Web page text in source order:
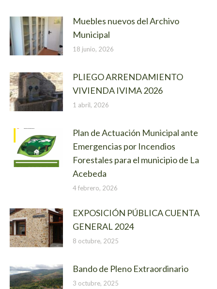
Muebles nuevos del Archivo
Municipal
18 junio, 2026
PLIEGO ARRENDAMIENTO
VIVIENDA IVIMA 2026
1 abril, 2026
Plan de Actuación Municipal ante
Emergencias por Incendios
Forestales para el municipio de La
Acebeda
4 febrero, 2026
EXPOSICIÓN PÚBLICA CUENTA
GENERAL 2024
8 octubre, 2025
Bando de Pleno Extraordinario
3 octubre, 2025